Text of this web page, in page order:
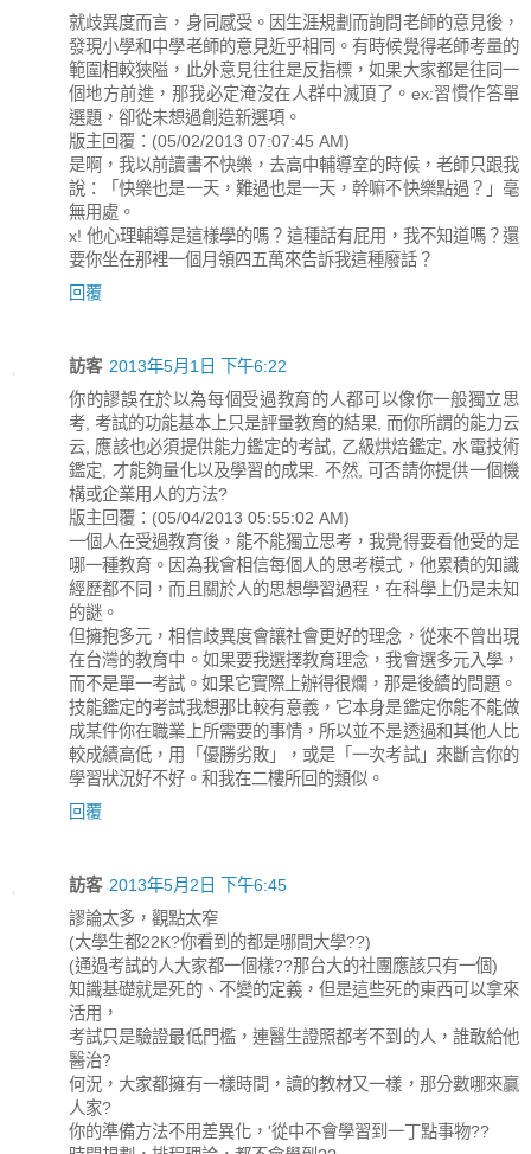
就歧異度而言，身同感受。因生涯規劃而詢問老師的意見後，
發現小學和中學老師的意見近乎相同。有時候覺得老師考量的
範圍相較狹隘，此外意見往往是反指標，如果大家都是往同一
個地方前進，那我必定淹沒在人群中滅頂了。ex:習慣作答單
選題，卻從未想過創造新選項。
版主回覆：(05/02/2013 07:07:45 AM)
是啊，我以前讀書不快樂，去高中輔導室的時候，老師只跟我
說：「快樂也是一天，難過也是一天，幹嘛不快樂點過？」毫
無用處。
x! 他心理輔導是這樣學的嗎？這種話有屁用，我不知道嗎？還
要你坐在那裡一個月領四五萬來告訴我這種廢話？
回覆
訪客 2013年5月1日 下午6:22
你的謬誤在於以為每個受過教育的人都可以像你一般獨立思
考, 考試的功能基本上只是評量教育的結果, 而你所謂的能力云
云, 應該也必須提供能力鑑定的考試, 乙級烘焙鑑定, 水電技術
鑑定, 才能夠量化以及學習的成果. 不然, 可否請你提供一個機
構或企業用人的方法?
版主回覆：(05/04/2013 05:55:02 AM)
一個人在受過教育後，能不能獨立思考，我覺得要看他受的是
哪一種教育。因為我會相信每個人的思考模式，他累積的知識
經歷都不同，而且關於人的思想學習過程，在科學上仍是未知
的謎。
但擁抱多元，相信歧異度會讓社會更好的理念，從來不曾出現
在台灣的教育中。如果要我選擇教育理念，我會選多元入學，
而不是單一考試。如果它實際上辦得很爛，那是後續的問題。
技能鑑定的考試我想那比較有意義，它本身是鑑定你能不能做
成某件你在職業上所需要的事情，所以並不是透過和其他人比
較成績高低，用「優勝劣敗」，或是「一次考試」來斷言你的
學習狀況好不好。和我在二樓所回的類似。
回覆
訪客 2013年5月2日 下午6:45
謬論太多，觀點太窄
(大學生都22K?你看到的都是哪間大學??)
(通過考試的人大家都一個樣??那台大的社團應該只有一個)
知識基礎就是死的、不變的定義，但是這些死的東西可以拿來
活用，
考試只是驗證最低門檻，連醫生證照都考不到的人，誰敢給他
醫治?
何況，大家都擁有一樣時間，讀的教材又一樣，那分數哪來贏
人家?
你的準備方法不用差異化，'從中不會學習到一丁點事物??